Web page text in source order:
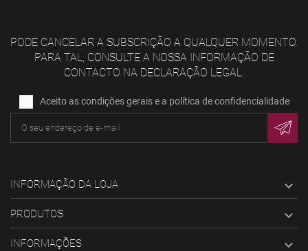
PODE CANCELAR A SUBSCRIÇÃO A QUALQUER MOMENTO.
PARA TAL, CONSULTE A NOSSA INFORMAÇÃO DE
CONTACTO NA DECLARAÇÃO LEGAL.
Aceito as condições gerais e a política de confidencialidade
INFORMAÇÃO DA LOJA 
PRODUTOS 
INFORMAÇÕES 